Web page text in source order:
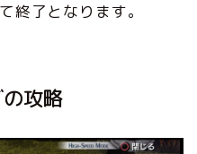
終了となります。
攻略